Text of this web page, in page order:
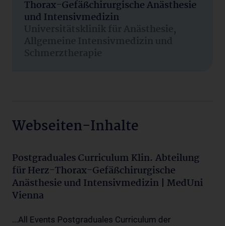
Thorax-Gefäßchirurgische Anästhesie
und Intensivmedizin
Universitätsklinik für Anästhesie,
Allgemeine Intensivmedizin und
Schmerztherapie
Webseiten-Inhalte
Postgraduales Curriculum Klin. Abteilung
für Herz-Thorax-Gefäßchirurgische
Anästhesie und Intensivmedizin | MedUni
Vienna
...All Events Postgraduales Curriculum der